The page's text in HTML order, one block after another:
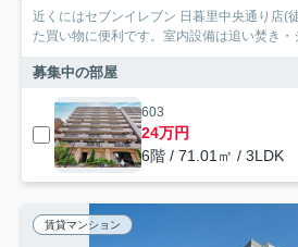
近くにはセブンイレブン 日暮里中央通り店(
た買い物に便利です。室内設備は追い焚き・
募集中の部屋
603
24万円
6階 / 71.01㎡ / 3LDK
賃貸マンション